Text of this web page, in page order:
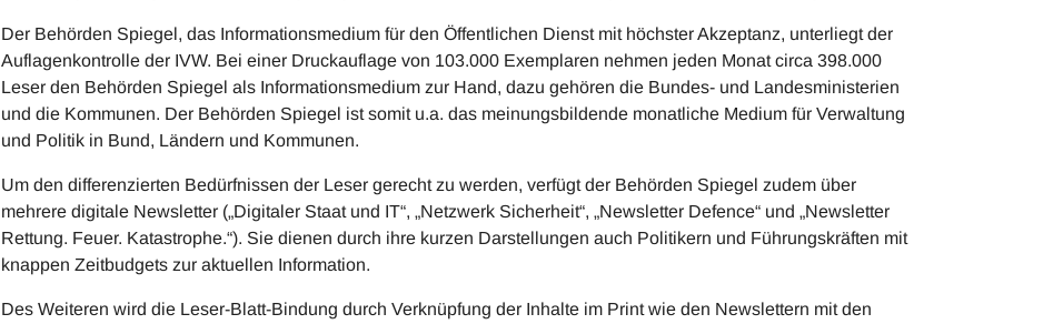
Der Behörden Spiegel, das Informationsmedium für den Öffentlichen Dienst mit höchster Akzeptanz, unterliegt der
Auflagenkontrolle der IVW. Bei einer Druckauflage von 103.000 Exemplaren nehmen jeden Monat circa 398.000
Leser den Behörden Spiegel als Informationsmedium zur Hand, dazu gehören die Bundes- und Landesministerien
und die Kommunen. Der Behörden Spiegel ist somit u.a. das meinungsbildende monatliche Medium für Verwaltung
und Politik in Bund, Ländern und Kommunen.
Um den differenzierten Bedürfnissen der Leser gerecht zu werden, verfügt der Behörden Spiegel zudem über
mehrere digitale Newsletter („Digitaler Staat und IT“, „Netzwerk Sicherheit“, „Newsletter Defence“ und „Newsletter
Rettung. Feuer. Katastrophe.“). Sie dienen durch ihre kurzen Darstellungen auch Politikern und Führungskräften mit
knappen Zeitbudgets zur aktuellen Information.
Des Weiteren wird die Leser-Blatt-Bindung durch Verknüpfung der Inhalte im Print wie den Newslettern mit den